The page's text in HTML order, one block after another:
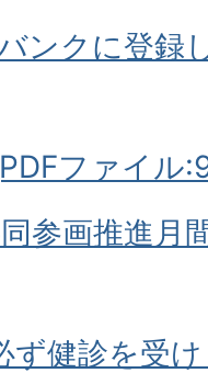
ンクに登録
ファイル
参画推進月
ず健診を受